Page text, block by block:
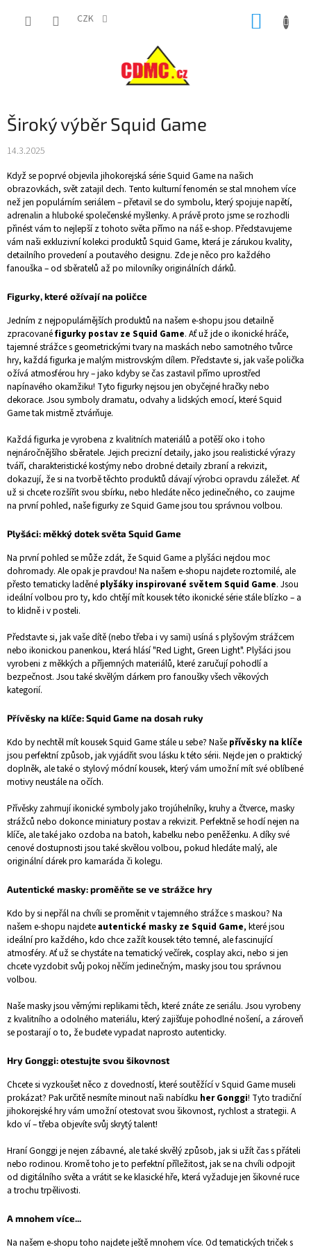
CZK
Široký výběr Squid Game
14.3.2025
Když se poprvé objevila jihokorejská série Squid Game na našich
obrazovkách, svět zatajil dech. Tento kulturní fenomén se stal mnohem více
než jen populárním seriálem – přetavil se do symbolu, který spojuje napětí,
adrenalin a hluboké společenské myšlenky. A právě proto jsme se rozhodli
přinést vám to nejlepší z tohoto světa přímo na náš e-shop. Představujeme
vám naši exkluzivní kolekci produktů Squid Game, která je zárukou kvality,
detailního provedení a poutavého designu. Zde je něco pro každého
fanouška – od sběratelů až po milovníky originálních dárků.
Figurky, které ožívají na poličce
Jedním z nejpopulárnějších produktů na našem e-shopu jsou detailně
zpracovanéfigurky postav ze Squid Game. Ať už jde o ikonické hráče,
tajemné strážce s geometrickými tvary na maskách nebo samotného tvůrce
hry, každá figurka je malým mistrovským dílem. Představte si, jak vaše polička
ožívá atmosférou hry – jako kdyby se čas zastavil přímo uprostřed
napínavého okamžiku! Tyto figurky nejsou jen obyčejné hračky nebo
dekorace. Jsou symboly dramatu, odvahy a lidských emocí, které Squid
Game tak mistrně ztvárňuje.
Každá figurka je vyrobena z kvalitních materiálů a potěší oko i toho
nejnáročnějšího sběratele. Jejich precizní detaily, jako jsou realistické výrazy
tváří, charakteristické kostýmy nebo drobné detaily zbraní a rekvizit,
dokazují, že si na tvorbě těchto produktů dávají výrobci opravdu záležet. Ať
už si chcete rozšířit svou sbírku, nebo hledáte něco jedinečného, co zaujme
na první pohled, naše figurky ze Squid Game jsou tou správnou volbou.
Plyšáci: měkký dotek světa Squid Game
Na první pohled se může zdát, že Squid Game a plyšáci nejdou moc
dohromady. Ale opak je pravdou! Na našem e-shopu najdete roztomilé, ale
přesto tematicky laděné plyšáky inspirované světem Squid Game. Jsou
ideální volbou pro ty, kdo chtějí mít kousek této ikonické série stále blízko – a
to klidně i v posteli.
Představte si, jak vaše dítě (nebo třeba i vy sami) usíná s plyšovým strážcem
nebo ikonickou panenkou, která hlásí "Red Light, Green Light". Plyšáci jsou
vyrobeni z měkkých a příjemných materiálů, které zaručují pohodlí a
bezpečnost. Jsou také skvělým dárkem pro fanoušky všech věkových
kategorií.
Přívěsky na klíče: Squid Game na dosah ruky
Kdo by nechtěl mít kousek Squid Game stále u sebe? Naše přívěsky na klíče
jsou perfektní způsob, jak vyjádřit svou lásku k této sérii. Nejde jen o praktický
doplněk, ale také o stylový módní kousek, který vám umožní mít své oblíbené
motivy neustále na očích.
Přívěsky zahrnují ikonické symboly jako trojúhelníky, kruhy a čtverce, masky
strážců nebo dokonce miniatury postav a rekvizit. Perfektně se hodí nejen na
klíče, ale také jako ozdoba na batoh, kabelku nebo peněženku. A díky své
cenové dostupnosti jsou také skvělou volbou, pokud hledáte malý, ale
originální dárek pro kamaráda či kolegu.
Autentické masky: proměňte se ve strážce hry
Kdo by si nepřál na chvíli se proměnit v tajemného strážce s maskou? Na
našem e-shopu najdeteautentické masky ze Squid Game, které jsou
ideální pro každého, kdo chce zažít kousek této temné, ale fascinující
atmosféry. Ať už se chystáte na tematický večírek, cosplay akci, nebo si jen
chcete vyzdobit svůj pokoj něčím jedinečným, masky jsou tou správnou
volbou.
Naše masky jsou věrnými replikami těch, které znáte ze seriálu. Jsou vyrobeny
z kvalitního a odolného materiálu, který zajišťuje pohodlné nošení, a zároveň
se postarají o to, že budete vypadat naprosto autenticky.
Hry Gonggi: otestujte svou šikovnost
Chcete si vyzkoušet něco z dovedností, které soutěžící v Squid Game museli
prokázat? Pak určitě nesmíte minout naši nabídku her Gonggi! Tyto tradiční
jihokorejské hry vám umožní otestovat svou šikovnost, rychlost a strategii. A
kdo ví – třeba objevíte svůj skrytý talent!
Hraní Gonggi je nejen zábavné, ale také skvělý způsob, jak si užít čas s přáteli
nebo rodinou. Kromě toho je to perfektní příležitost, jak se na chvíli odpojit
od digitálního světa a vrátit se ke klasické hře, která vyžaduje jen šikovné ruce
a trochu trpělivosti.
A mnohem více...
Na našem e-shopu toho najdete ještě mnohem více. Od tematických triček s